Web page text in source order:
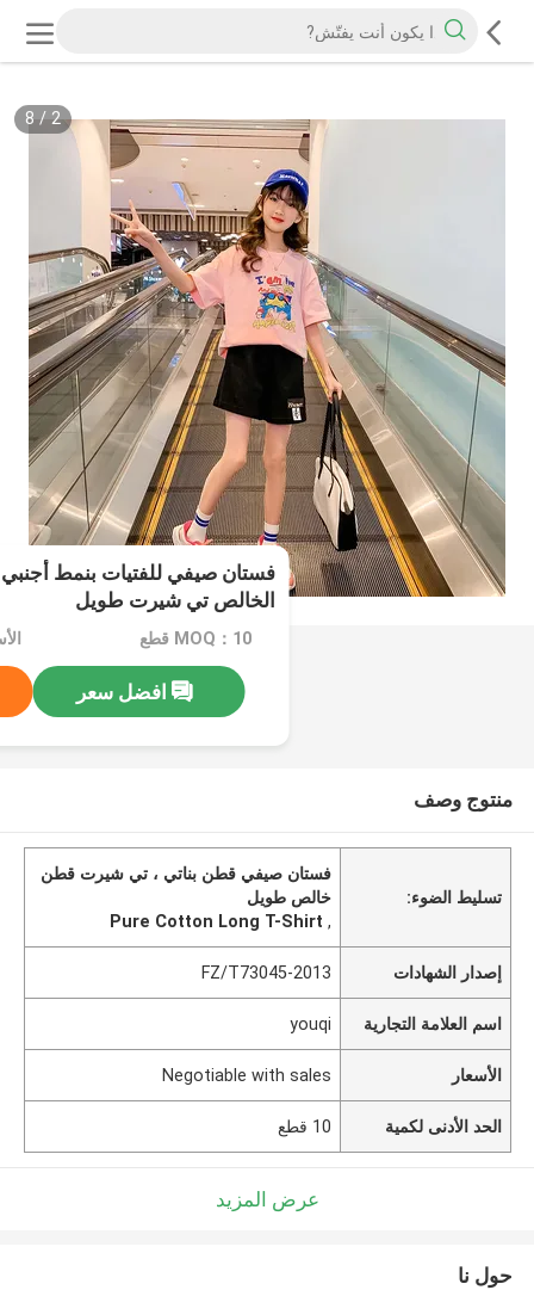
2
/
8
فستان صيفي للفتيات بنمط
الخالص تي شيرت طويل
MOQ：10 قطع
افضل سعر
منتوج وصف
تسليط الضوء:
فستان صيفي قطن بناتي ، تي شيرت قطن
خالص طويل
,
Pure Cotton Long T-Shirt
إصدار الشهادات FZ/T73045-2013
اسم العلامة التجارية youqi
الأسعار Negotiable with sales
الحد الأدنى لكمية 10 قطع
عرض المزيد
حول نا